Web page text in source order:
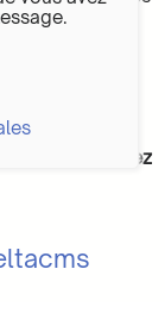
le
forme de
partir du
suite à la
si vous utilisez